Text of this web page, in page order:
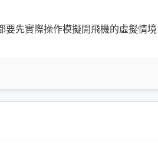
要先實際操作模擬開飛機的虛擬情境